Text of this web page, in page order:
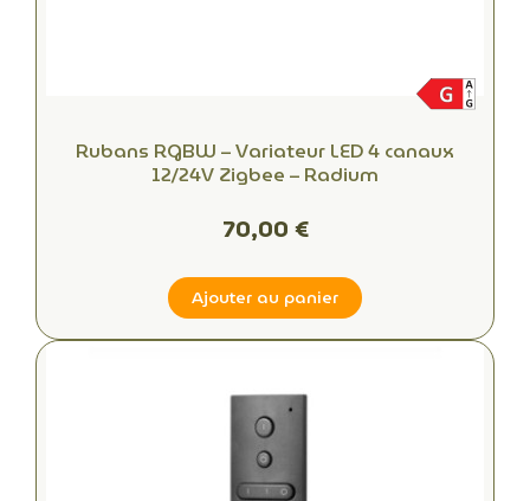
Rubans RGBW – Variateur LED 4 canaux
12/24V Zigbee – Radium
70,00 €
Ajouter au panier